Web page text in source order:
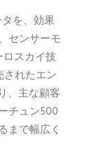
を、効果
センサーモ
スカイ技
されたエン
、主な顧客
チュン500
まで幅広く